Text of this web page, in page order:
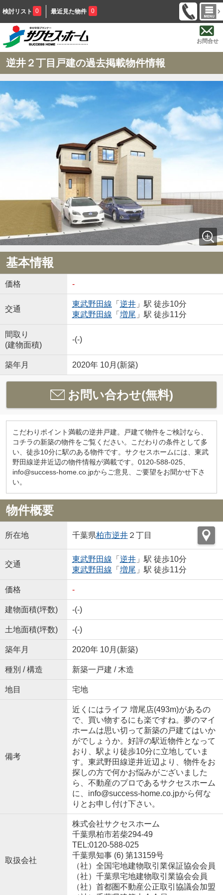
検討リスト 0 最近見た物件 0
お問合せ
逆井２丁目戸建の過去掲載物件情報
基本情報
価格 -
交通
東武野田線 「 逆井」駅 徒歩10分
東武野田線 「 増尾 」駅 徒歩11分
間取り
(建物面積)
-(-)
築年月 2020年 10月(新築)
お問い合わせ(無料)
こだわりポイント満載の逆井戸建。戸建て物件をご検討なら、
コチラの新築の物件をご覧ください。こだわりの条件として多
い、徒歩10分に駅のある物件です。サクセスホームには、東武
野田線逆井近辺の物件情報が満載です。0120-588-025、
info@success-home.co.jpからご意見、ご要望をお聞かせ下さ
い。
物件概要
所在地 千葉県柏市逆井２丁目
交通
東武野田線 「 逆井」駅 徒歩10分
東武野田線 「 増尾 」駅 徒歩11分
価格 -
建物面積(坪数) -(-)
土地面積(坪数) -(-)
築年月 2020年 10月(新築)
種別 / 構造 新築一戸建 / 木造
地目 宅地
備考
近くにはライフ 増尾店(493m)があるの
で、買い物するにも楽ですね。夢のマイ
ホームは思い切って新築の戸建てはいか
がでしょうか。好評の駅近物件となって
おり、駅より徒歩10分に立地していま
す。東武野田線逆井近辺より、物件をお
探しの方で何かお悩みがございました
ら、不動産のプロであるサクセスホーム
に、info@success-home.co.jpから何な
りとお申し付け下さい。
取扱会社
株式会社サクセスホーム
千葉県柏市若柴294-49
TEL:0120-588-025
千葉県知事 (6) 第13159号
（社）全国宅地建物取引業保証協会会員
（社）千葉県宅地建物取引業協会会員
（社）首都圏不動産公正取引協議会加盟